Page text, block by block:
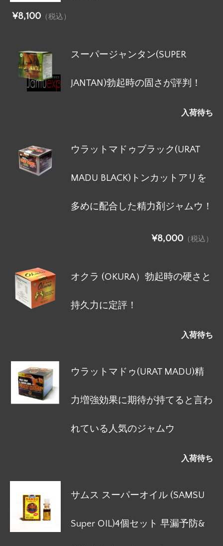
¥8,100 （税込）
スーパージャンタン(SUPER
JANTAN)勃起時の固さが評判！
入荷待ち
ウラットマドゥブラック(URAT
MADU BLACK)トンカットアリを
多めに配合した精力剤ジャムウ！
¥8,000 （税込）
オクラ (OKURA）勃起時の硬さと
持久力に定評！
入荷待ち
ウラットマドゥ(URAT MADU)精
力増強効果に期待が持てると言わ
れている人気のジャムウ
入荷待ち
サムス スーパーオイル (SAMSU
Super OIL)4個セット 早漏予防&